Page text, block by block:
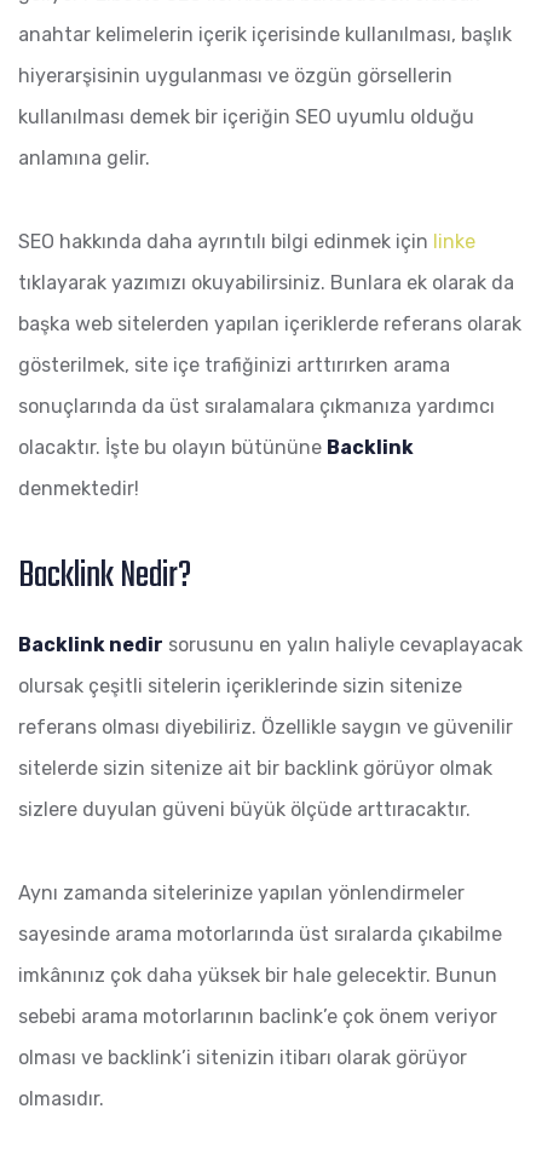
anahtar kelimelerin içerik içerisinde kullanılması, başlık
hiyerarşisinin uygulanması ve özgün görsellerin
kullanılması demek bir içeriğin SEO uyumlu olduğu
anlamına gelir.
SEO hakkında daha ayrıntılı bilgi edinmek için linke
tıklayarak yazımızı okuyabilirsiniz. Bunlara ek olarak da
başka web sitelerden yapılan içeriklerde referans olarak
gösterilmek, site içe trafiğinizi arttırırken arama
sonuçlarında da üst sıralamalara çıkmanıza yardımcı
olacaktır. İşte bu olayın bütününe Backlink
denmektedir!
Backlink Nedir?
Backlink nedir sorusunu en yalın haliyle cevaplayacak
olursak çeşitli sitelerin içeriklerinde sizin sitenize
referans olması diyebiliriz. Özellikle saygın ve güvenilir
sitelerde sizin sitenize ait bir backlink görüyor olmak
sizlere duyulan güveni büyük ölçüde arttıracaktır.
Aynı zamanda sitelerinize yapılan yönlendirmeler
sayesinde arama motorlarında üst sıralarda çıkabilme
imkânınız çok daha yüksek bir hale gelecektir. Bunun
sebebi arama motorlarının baclink’e çok önem veriyor
olması ve backlink’i sitenizin itibarı olarak görüyor
olmasıdır.